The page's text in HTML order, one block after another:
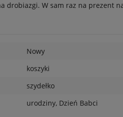
drobiazgi. W sam raz na prezent
Nowy
koszyki
szydełko
urodziny, Dzień Babci